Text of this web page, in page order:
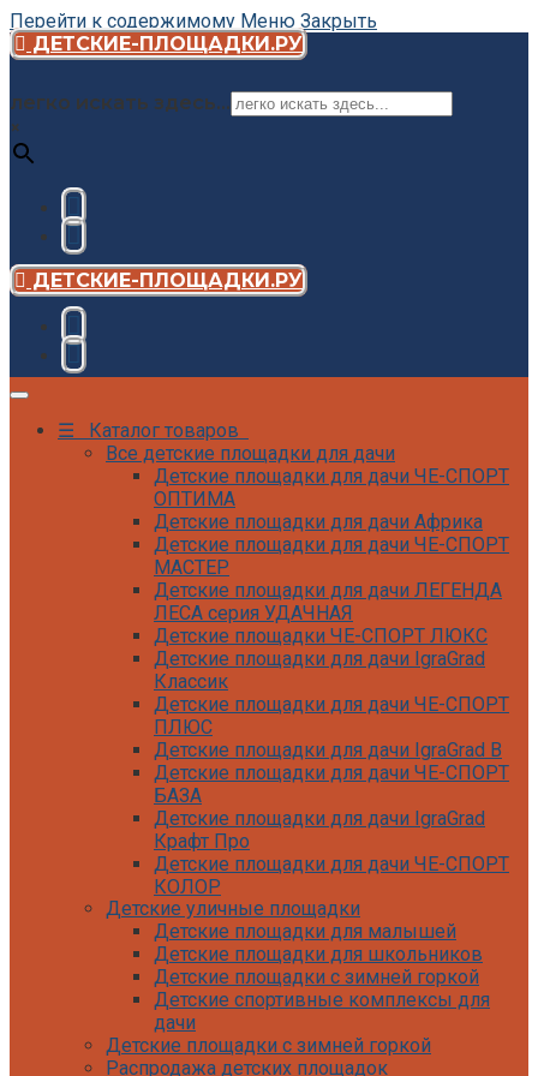
Перейти к содержимому Меню Закрыть
ДЕТСКИЕ-ПЛОЩАДКИ.РУ
легко искать здесь...
×
ДЕТСКИЕ-ПЛОЩАДКИ.РУ
☰ Каталог товаров
Все детские площадки для дачи
Детские площадки для дачи ЧЕ-СПОРТ
ОПТИМА
Детские площадки для дачи Африка
Детские площадки для дачи ЧЕ-СПОРТ
МАСТЕР
Детские площадки для дачи ЛЕГЕНДА
ЛЕСА серия УДАЧНАЯ
Детские площадки ЧЕ-СПОРТ ЛЮКС
Детские площадки для дачи IgraGrad
Классик
Детские площадки для дачи ЧЕ-СПОРТ
ПЛЮС
Детские площадки для дачи IgraGrad B
Детские площадки для дачи ЧЕ-СПОРТ
БАЗА
Детские площадки для дачи IgraGrad
Крафт Про
Детские площадки для дачи ЧЕ-СПОРТ
КОЛОР
Детские площадки для дачи IgraGrad С
Детские площадки для дачи ЧЕ-СПОРТ
КАРКАС
Детские площадки для дачи Савушка
КУБ
Детские уличные игровые площадки
для дачи IgraGrad К
Детские площадки для дачи IgraGrad W
Детские уличные площадки
Детские площадки для малышей
Детские площадки для школьников
Детские площадки с зимней горкой
Детские спортивные комплексы для
дачи
Детские площадки с зимней горкой
Распродажа детских площадок